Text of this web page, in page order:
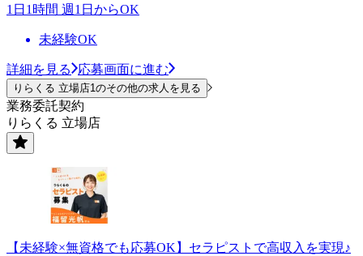
1日1時間 週1日からOK
未経験OK
詳細を見る 応募画面に進む
りらくる 立場店1のその他の求人を見る
業務委託契約
りらくる 立場店
【未経験×無資格でも応募OK】セラピストで高収入を実現♪